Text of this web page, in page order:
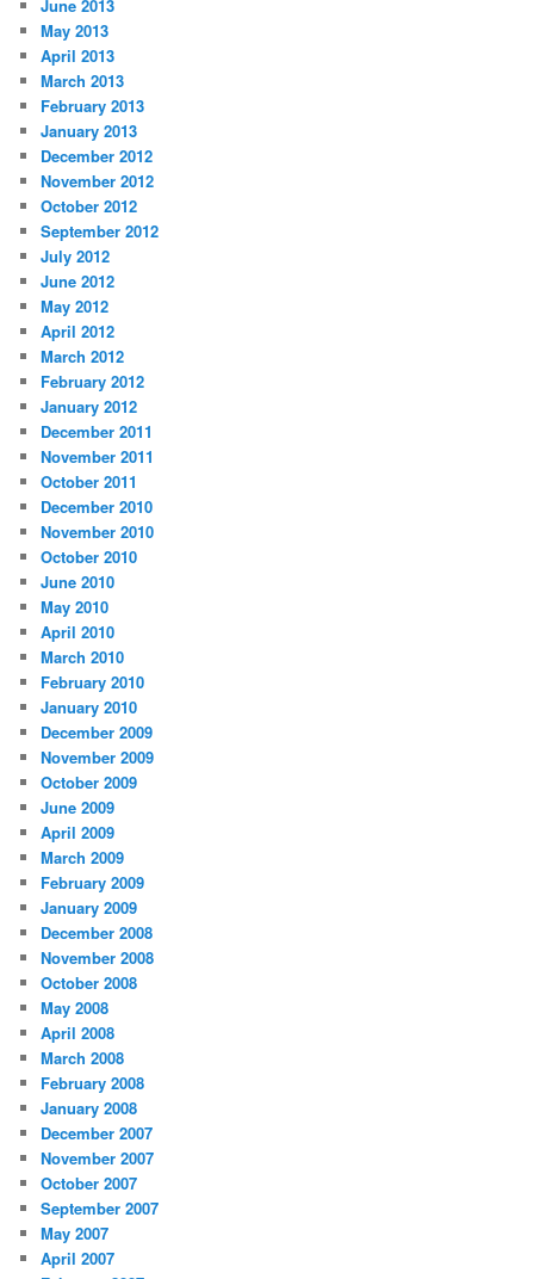
June 2013
May 2013
April 2013
March 2013
February 2013
January 2013
December 2012
November 2012
October 2012
September 2012
July 2012
June 2012
May 2012
April 2012
March 2012
February 2012
January 2012
December 2011
November 2011
October 2011
December 2010
November 2010
October 2010
June 2010
May 2010
April 2010
March 2010
February 2010
January 2010
December 2009
November 2009
October 2009
June 2009
April 2009
March 2009
February 2009
January 2009
December 2008
November 2008
October 2008
May 2008
April 2008
March 2008
February 2008
January 2008
December 2007
November 2007
October 2007
September 2007
May 2007
April 2007